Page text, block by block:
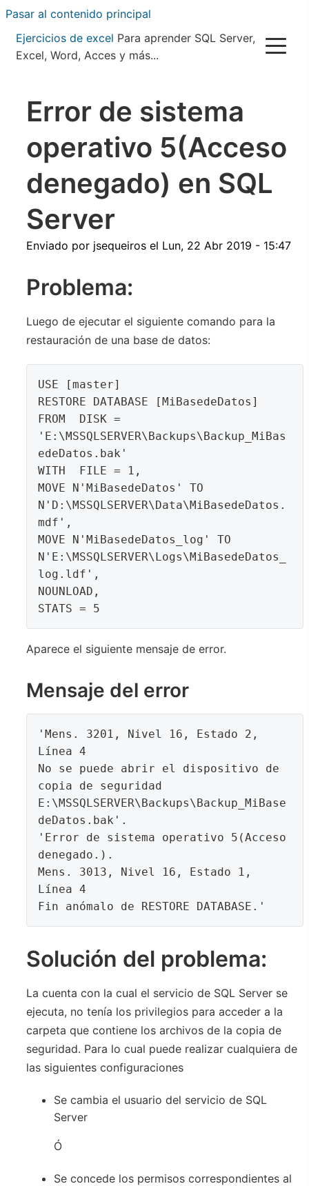
Pasar al contenido principal
Ejercicios de excel Para aprender SQL Server,
Excel, Word, Acces y más...
Error de sistema
operativo 5(Acceso
denegado) en SQL
Server
Enviado por jsequeiros el Lun, 22 Abr 2019 - 15:47
Problema:
Luego de ejecutar el siguiente comando para la
restauración de una base de datos:
USE [master]
RESTORE DATABASE [MiBasedeDatos]
FROM  DISK =
'E:\MSSQLSERVER\Backups\Backup_MiBas
edeDatos.bak'
WITH  FILE = 1,
MOVE N'MiBasedeDatos' TO
N'D:\MSSQLSERVER\Data\MiBasedeDatos.
mdf',
MOVE N'MiBasedeDatos_log' TO
N'E:\MSSQLSERVER\Logs\MiBasedeDatos_
log.ldf',
NOUNLOAD,
Aparece el siguiente mensaje de error.
Mensaje del error
'Mens. 3201, Nivel 16, Estado 2,
Línea 4
No se puede abrir el dispositivo de
copia de seguridad
E:\MSSQLSERVER\Backups\Backup_MiBase
deDatos.bak'.
'Error de sistema operativo 5(Acceso
denegado.).
Mens. 3013, Nivel 16, Estado 1,
Línea 4
Solución del problema:
La cuenta con la cual el servicio de SQL Server se
ejecuta, no tenía los privilegios para acceder a la
carpeta que contiene los archivos de la copia de
seguridad. Para lo cual puede realizar cualquiera de
las siguientes configuraciones
Se cambia el usuario del servicio de SQL
Server
Ó
Se concede los permisos correspondientes al